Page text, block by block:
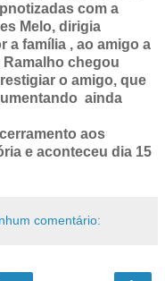
com a
Melo, dirigia
a família , ao amigo a
chegou
o amigo, que
ainda
aos
e aconteceu dia 15
comentário: